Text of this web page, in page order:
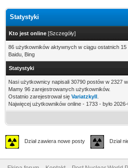
Statystyki
Kto jest online [Szczegóły]
86 użytkowników aktywnych w ciągu ostatnich
Baidu, Bing
Statystyki
Nasi użytkownicy napisali 30790 postów w 2327
Mamy 96 zarejestrowanych użytkowników.
Ostatnio zarejestrował się VariatzkyII
Najwięcej użytkowników online - 1733 - było
Dział zawiera nowe posty Dział